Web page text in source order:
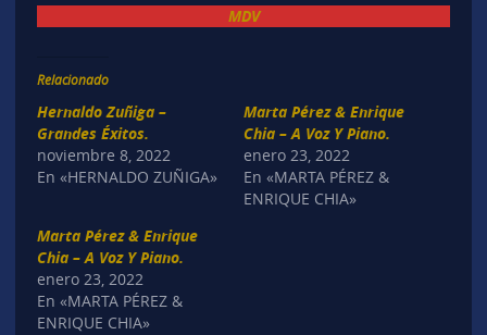
MDV
Relacionado
Hernaldo Zuñiga –
Grandes Éxitos.
noviembre 8, 2022
En «HERNALDO ZUÑIGA»
Marta Pérez & Enrique
Chia – A Voz Y Piano.
enero 23, 2022
En «MARTA PÉREZ &
ENRIQUE CHIA»
Marta Pérez & Enrique
Chia – A Voz Y Piano.
enero 23, 2022
En «MARTA PÉREZ &
ENRIQUE CHIA»